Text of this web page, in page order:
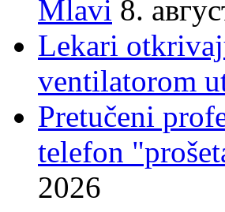
Mlavi 8.
Lekari
ventilatorom
Pretučeni
telefon
2026